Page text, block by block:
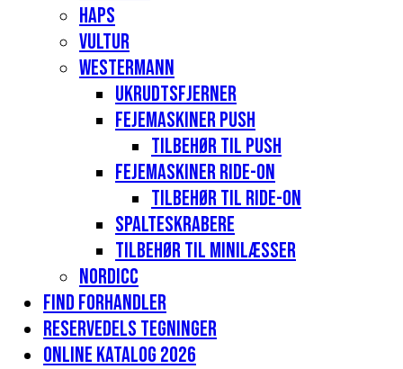
Haps
Vultur
Westermann
Ukrudtsfjerner
Fejemaskiner Push
Tilbehør til push
Fejemaskiner Ride-on
Tilbehør til Ride-on
Spalteskrabere
Tilbehør til minilæsser
Nordicc
Find forhandler
Reservedels tegninger
Online katalog 2026